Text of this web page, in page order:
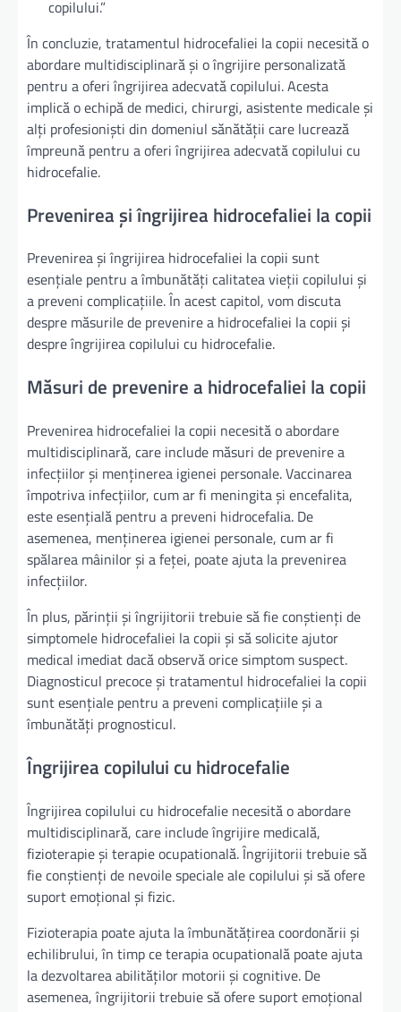
copilului.”
În concluzie, tratamentul hidrocefaliei la copii necesită o
abordare multidisciplinară și o îngrijire personalizată
pentru a oferi îngrijirea adecvată copilului. Acesta
implică o echipă de medici, chirurgi, asistente medicale și
alți profesioniști din domeniul sănătății care lucrează
împreună pentru a oferi îngrijirea adecvată copilului cu
hidrocefalie.
Prevenirea și îngrijirea hidrocefaliei la copii
Prevenirea și îngrijirea hidrocefaliei la copii sunt
esențiale pentru a îmbunătăți calitatea vieții copilului și
a preveni complicațiile. În acest capitol, vom discuta
despre măsurile de prevenire a hidrocefaliei la copii și
despre îngrijirea copilului cu hidrocefalie.
Măsuri de prevenire a hidrocefaliei la copii
Prevenirea hidrocefaliei la copii necesită o abordare
multidisciplinară, care include măsuri de prevenire a
infecțiilor și menținerea igienei personale. Vaccinarea
împotriva infecțiilor, cum ar fi meningita și encefalita,
este esențială pentru a preveni hidrocefalia. De
asemenea, menținerea igienei personale, cum ar fi
spălarea mâinilor și a feței, poate ajuta la prevenirea
infecțiilor.
În plus, părinții și îngrijitorii trebuie să fie conștienți de
simptomele hidrocefaliei la copii și să solicite ajutor
medical imediat dacă observă orice simptom suspect.
Diagnosticul precoce și tratamentul hidrocefaliei la copii
sunt esențiale pentru a preveni complicațiile și a
îmbunătăți prognosticul.
Îngrijirea copilului cu hidrocefalie
Îngrijirea copilului cu hidrocefalie necesită o abordare
multidisciplinară, care include îngrijire medicală,
fizioterapie și terapie ocupatională. Îngrijitorii trebuie să
fie conștienți de nevoile speciale ale copilului și să ofere
suport emoțional și fizic.
Fizioterapia poate ajuta la îmbunătățirea coordonării și
echilibrului, în timp ce terapia ocupatională poate ajuta
la dezvoltarea abilităților motorii și cognitive. De
asemenea, îngrijitorii trebuie să ofere suport emoțional